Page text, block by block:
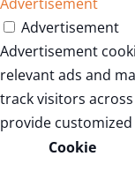
Advertisement
Advertisement
relevant ads and
track visitors
provide customized
Cookie